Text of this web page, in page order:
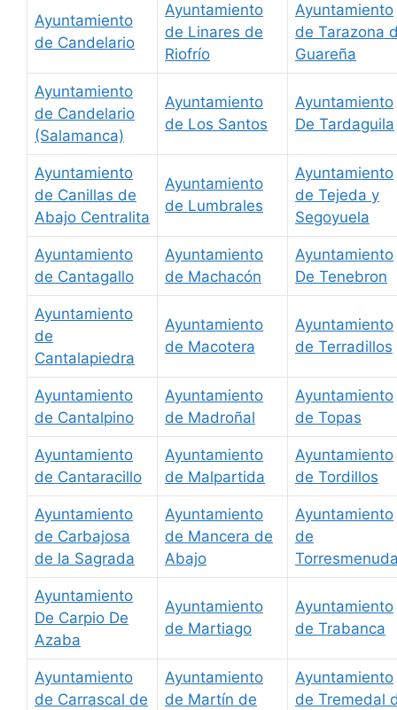
Ayuntamiento
de Candelario
Ayuntamiento
de Linares de
Riofrío
Ayuntamiento
de Tarazona
Guareña
Ayuntamiento
de Candelario
(Salamanca)
Ayuntamiento
de Los Santos
Ayuntamiento
De Tardaguila
Ayuntamiento
de Canillas de
Abajo Centralita
Ayuntamiento
de Lumbrales
Ayuntamiento
de Tejeda y
Segoyuela
Ayuntamiento
de Cantagallo
Ayuntamiento
de Machacón
Ayuntamiento
De Tenebron
Ayuntamiento
de
Cantalapiedra
Ayuntamiento
de Macotera
Ayuntamiento
de Terradillos
Ayuntamiento
de Cantalpino
Ayuntamiento
de Madroñal
Ayuntamiento
de Topas
Ayuntamiento
de Cantaracillo
Ayuntamiento
de Malpartida
Ayuntamiento
de Tordillos
Ayuntamiento
de Carbajosa
de la Sagrada
Ayuntamiento
de Mancera de
Abajo
Ayuntamiento
de
Ayuntamiento
De Carpio De
Azaba
Ayuntamiento
de Martiago
Ayuntamiento
de Trabanca
Ayuntamiento
de Carrascal de
Ayuntamiento
de Martín de
Ayuntamiento
de Tremedal